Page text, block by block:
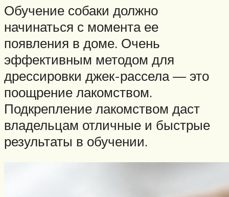
Обучение собаки должно
начинаться с момента ее
появления в доме. Очень
эффективным методом для
дрессировки джек-рассела — это
поощрение лакомством.
Подкрепление лакомством даст
владельцам отличные и быстрые
результаты в обучении.